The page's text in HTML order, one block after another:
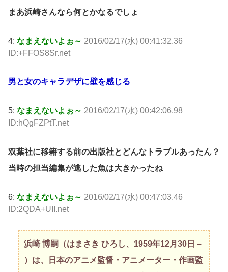
まあ浜崎さんなら何とかなるでしょ
4: なまえないよぉ～ 2016/02/17(水) 00:41:32.36
ID:+FFOS8Sr.net
男と女のキャラデザに壁を感じる
5: なまえないよぉ～ 2016/02/17(水) 00:42:06.98
ID:hQgFZPtT.net
双葉社に移籍する前の出版社とどんなトラブルあったん？
当時の担当編集が逃した魚は大きかったね
6: なまえないよぉ～ 2016/02/17(水) 00:47:03.46
ID:2QDA+UII.net
浜崎 博嗣（はまさき ひろし、1959年12月30日 –
）は、日本のアニメ監督・アニメーター・作画監